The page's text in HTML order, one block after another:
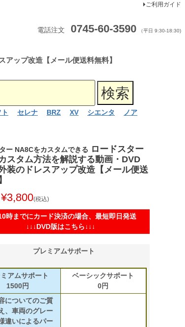
ご利用ガイド
電話注文 0745-60-3590 （平日 9:30-18:30)
ップ改造【メール便送料無料】
セレナ BRZ XV シエンタ
ノア
ー NA8Cをカスタムできる ロードスター
スタム方法を解説する動画・DVD
装のドレスアップ改造【メール便送
¥3,800 税込
時までにカード決済の場合、最短即日発送
↓↓↓DVD版はこちら↓↓↓
プレミアムサポート
アムサポート
1500円
ベーシックサポート
0円
についてのご質
、車両のグレー
違いによるパー